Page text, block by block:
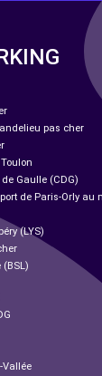
pas cher
Gaulle (CDG)
de Paris-Orly au
(LYS)
Vallée